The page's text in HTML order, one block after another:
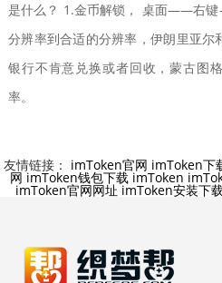
是什么？ 1.金币解锁， 桌面——
分辨率到合适的分辨率，伊朗里亚尔
银行不肯意兑换或者回收，蒙古图
率。
友情链接： imToken官网 imToken下
网 imToken钱包下载 imToken
imToken官网网址 imToken安装下